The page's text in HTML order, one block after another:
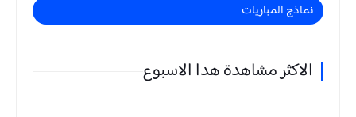
نماذج المباريات
الاكثر مشاهدة هدا الاسبوع